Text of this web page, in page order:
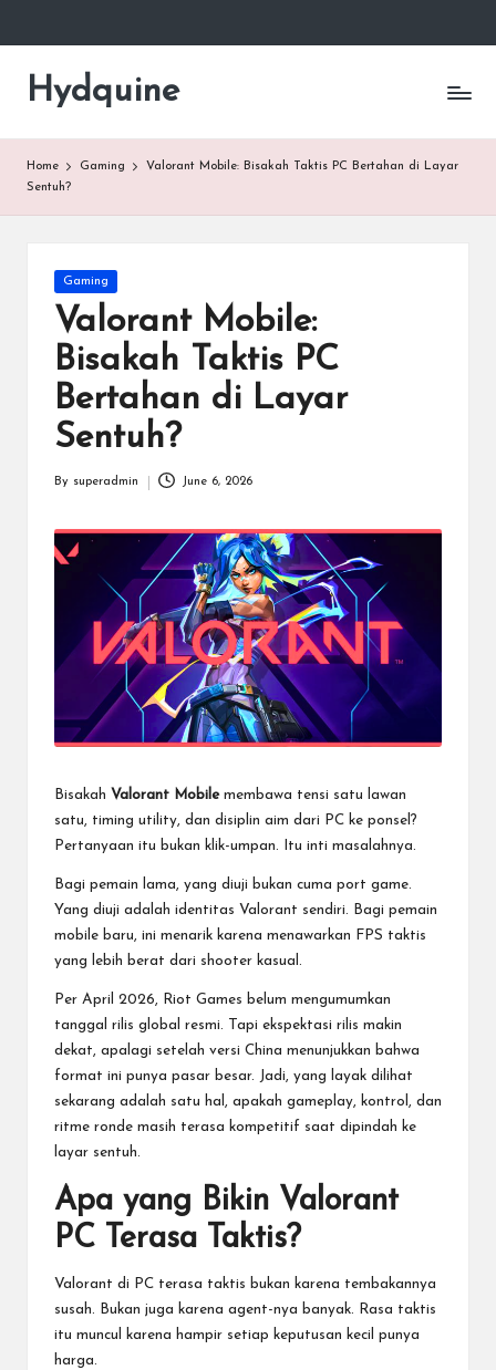
Skip
contentHydquine
Mengungkap
Rahasia
Home Gaming
Valorant Mobile: Bisakah Taktis PC Bertahan di Layar
Sentuh?
Posted
in
Gaming
Valorant Mobile:
Bisakah Taktis PC
Bertahan di Layar
Sentuh?
By superadmin June 6, 2026
Bisakah Valorant Mobilemembawa tensi satu lawan
satu, timing utility, dan disiplin aim dari PC ke ponsel?
Pertanyaan itu bukan klik-umpan. Itu inti masalahnya.
Bagi pemain lama, yang diuji bukan cuma port game.
Yang diuji adalah identitas Valorant sendiri. Bagi pemain
mobile baru, ini menarik karena menawarkan FPS taktis
yang lebih berat dari shooter kasual.
Per April 2026, Riot Games belum mengumumkan
tanggal rilis global resmi. Tapi ekspektasi rilis makin
dekat, apalagi setelah versi China menunjukkan bahwa
format ini punya pasar besar. Jadi, yang layak dilihat
sekarang adalah satu hal, apakah gameplay, kontrol, dan
ritme ronde masih terasa kompetitif saat dipindah ke
layar sentuh.
Apa yang Bikin Valorant
PC Terasa Taktis?
Valorant di PC terasa taktis bukan karena tembakannya
susah. Bukan juga karena agent-nya banyak. Rasa taktis
itu muncul karena hampir setiap keputusan kecil punya
harga.